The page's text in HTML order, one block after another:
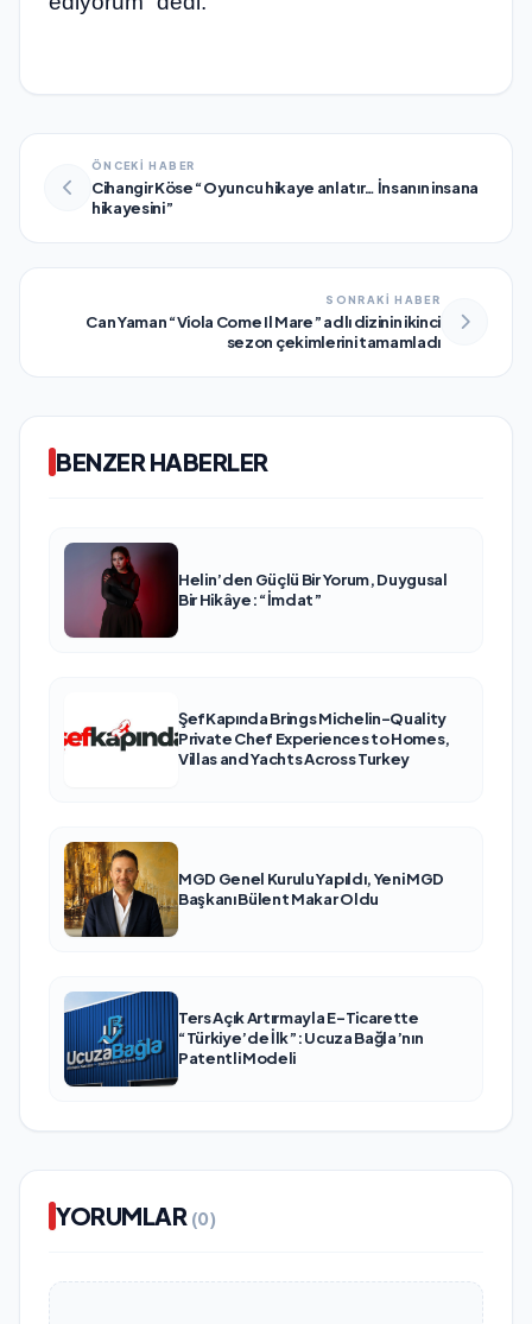
ÖNCEKİ HABER
Cihangir Köse “Oyuncu hikaye anlatır… İnsanın insana
hikayesini”
SONRAKİ HABER
Can Yaman “Viola Come Il Mare” adlı dizinin ikinci
sezon çekimlerini tamamladı
BENZER HABERLER
Helin’den Güçlü Bir Yorum, Duygusal
Bir Hikâye: “İmdat”
ŞefKapında Brings Michelin-Quality
Private Chef Experiences to Homes,
Villas and Yachts Across Turkey
MGD Genel Kurulu Yapıldı, Yeni MGD
Başkanı Bülent Makar Oldu
Ters Açık Artırmayla E-Ticarette
“Türkiye’de İlk”: Ucuza Bağla’nın
Patentli Modeli
YORUMLAR (0)